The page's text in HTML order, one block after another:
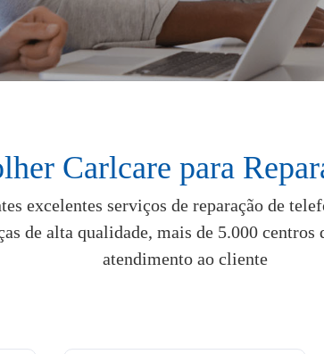
Carlcare para
excelentes serviços de reparação de
de alta qualidade, mais de 5.000
atendimento ao cliente